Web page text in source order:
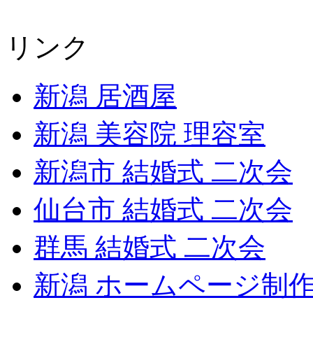
リンク
新潟 居酒屋
新潟 美容院 理容室
新潟市 結婚式 二次会
仙台市 結婚式 二次会
群馬 結婚式 二次会
新潟 ホームページ制